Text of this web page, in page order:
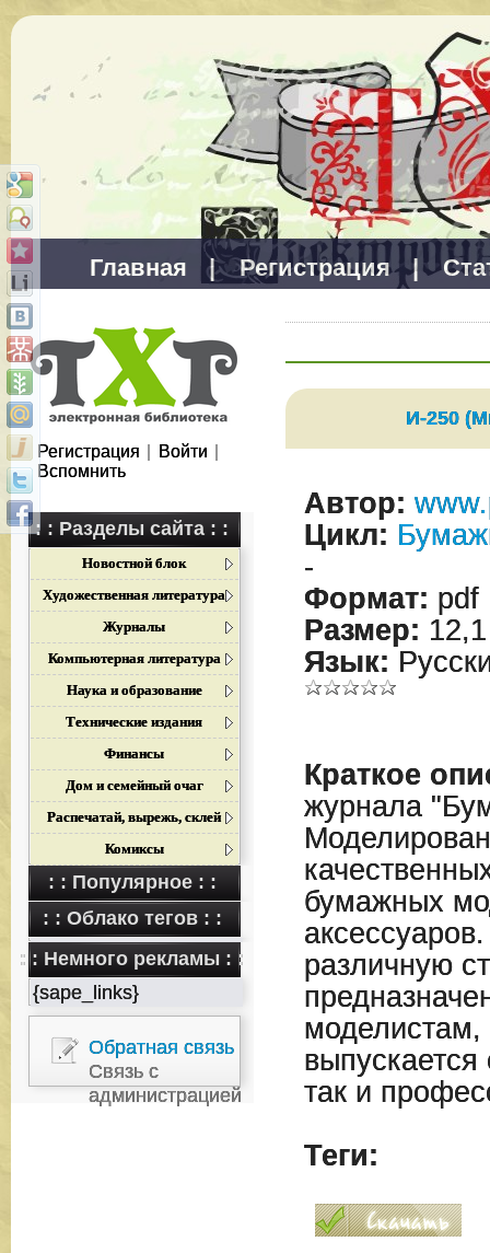
Главная | Регистрация |
Регистрация Войти
Вспомнить
: : Разделы сайта : :
Новостной блок
Художественная литература
Журналы
Компьютерная литература
Наука и образование
Технические издания
Финансы
Дом и семейный очаг
Распечатай, вырежь, склей
Комиксы
: : Популярное : :
: : Облако тегов : :
: : Немного рекламы : :
{sape_links}
Обратная связь
Связь с
администрацией
И-250
Автор:
Цикл:
-
Формат: pdf
Размер:
Язык:
Краткое
журнала
бумажных
различную
моделистам,
так и
Теги: